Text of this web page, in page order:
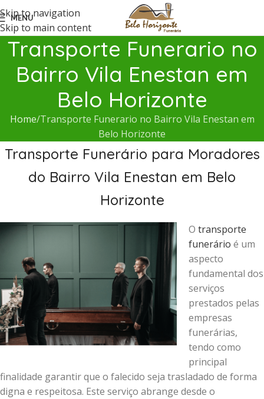
Skip to navigation
Skip to main content
MENU
Transporte Funerario no
Bairro Vila Enestan em
Belo Horizonte
Home Transporte Funerario no Bairro Vila Enestan em
Belo Horizonte
Transporte Funerário para Moradores
do Bairro Vila Enestan em Belo
Horizonte
O transporte
funerário é um
aspecto
fundamental dos
serviços
prestados pelas
empresas
funerárias,
tendo como
principal
finalidade garantir que o falecido seja trasladado de forma
digna e respeitosa. Este serviço abrange desde o